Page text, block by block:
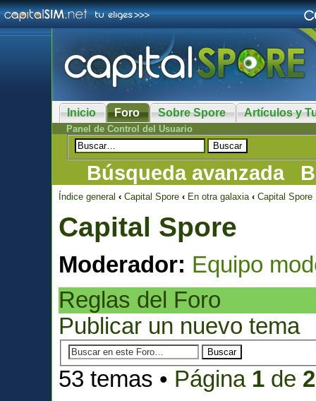
Inicio Foro Sobre Spore Artículos y
Panel de Control del Usuario
Búsqueda avanzada
Índice general ‹ Capital Spore ‹ En otra galaxia ‹ Capital Spore
Capital Spore
Moderador: Equipo
Reglas del Foro
Publicar un nuevo tema
53 temas • Página 1 de 2